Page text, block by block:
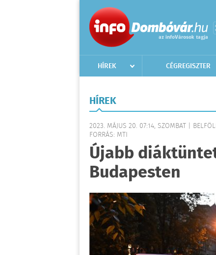
HÍREK CÉGREGISZTER
HÍREK
2023. MÁJUS 20. 07:14, SZOMBAT |
FORRÁS: MTI
Újabb
Budapesten